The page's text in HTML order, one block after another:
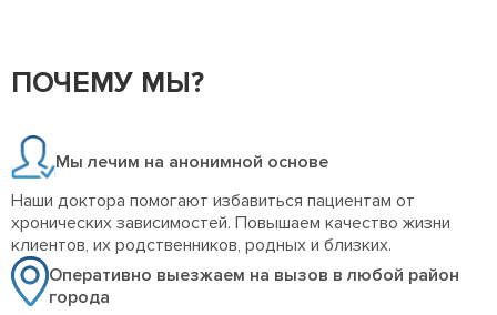
ПОЧЕМУ МЫ?
Мы лечим на анонимной основе
Наши доктора помогают избавиться пациентам от
хронических зависимостей. Повышаем качество жизни
клиентов, их родственников, родных и близких.
Оперативно выезжаем на вызов в любой район
города